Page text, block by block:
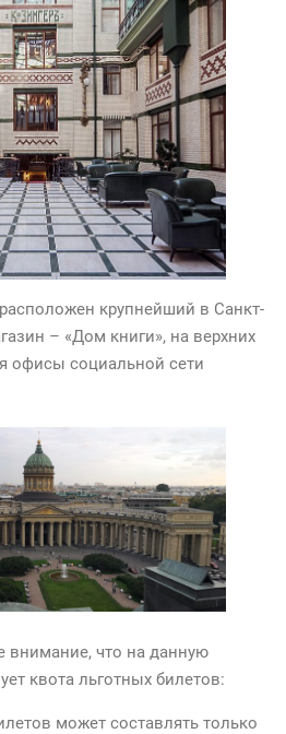
крупнейший в Санкт-
– «Дом книги», на верхних
офисы социальной сети
внимание, что на данную
квота льготных билетов:
может составлять только